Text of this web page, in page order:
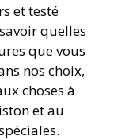
et testé
quelles
que vous
nos choix,
choses à
et au